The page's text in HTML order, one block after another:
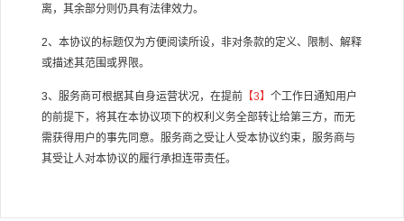
离，其余部分则仍具有法律效力。
2、本协议的标题仅为方便阅读所设，非对条款的定义、限制、解释
或描述其范围或界限。
3、服务商可根据其自身运营状况，在提前 【3】 个工作日通知用户
的前提下，将其在本协议项下的权利义务全部转让给第三方，而无
需获得用户的事先同意。服务商之受让人受本协议约束，服务商与
其受让人对本协议的履行承担连带责任。